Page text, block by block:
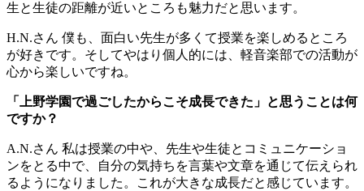
生と生徒の距離が近いところも魅力だと思います。
H.N.さん 僕も、面白い先生が多くて授業を楽しめるところ
が好きです。そしてやはり個人的には、軽音楽部での活動が
心から楽しいですね。
「上野学園で過ごしたからこそ成長できた」と思うことは何
ですか？
A.N.さん 私は授業の中や、先生や生徒とコミュニケーショ
ンをとる中で、自分の気持ちを言葉や文章を通じて伝えられ
るようになりました。これが大きな成長だと感じています。